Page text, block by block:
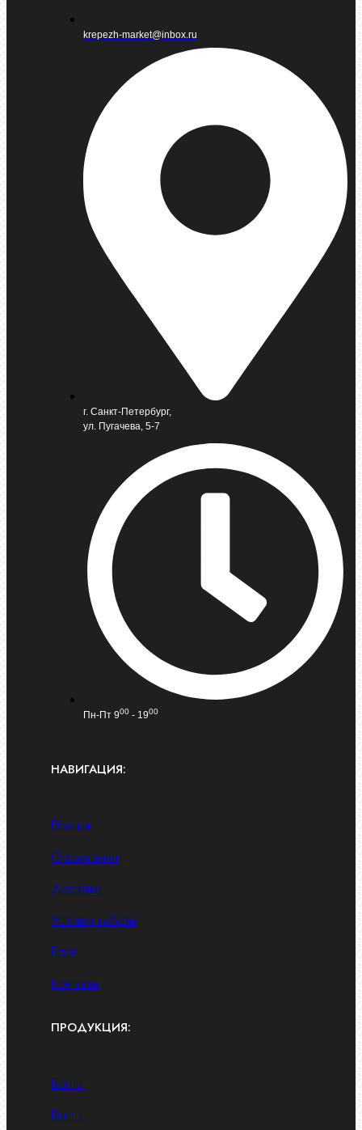
krepezh-market@inbox.ru
г. Санкт-Петербург,
ул. Пугачева, 5-7
Пн-Пт 900 - 1900
НАВИГАЦИЯ:
Главная
О компании
Доставка
Условия работы
Блог
Контакты
ПРОДУКЦИЯ:
Болты
Винты